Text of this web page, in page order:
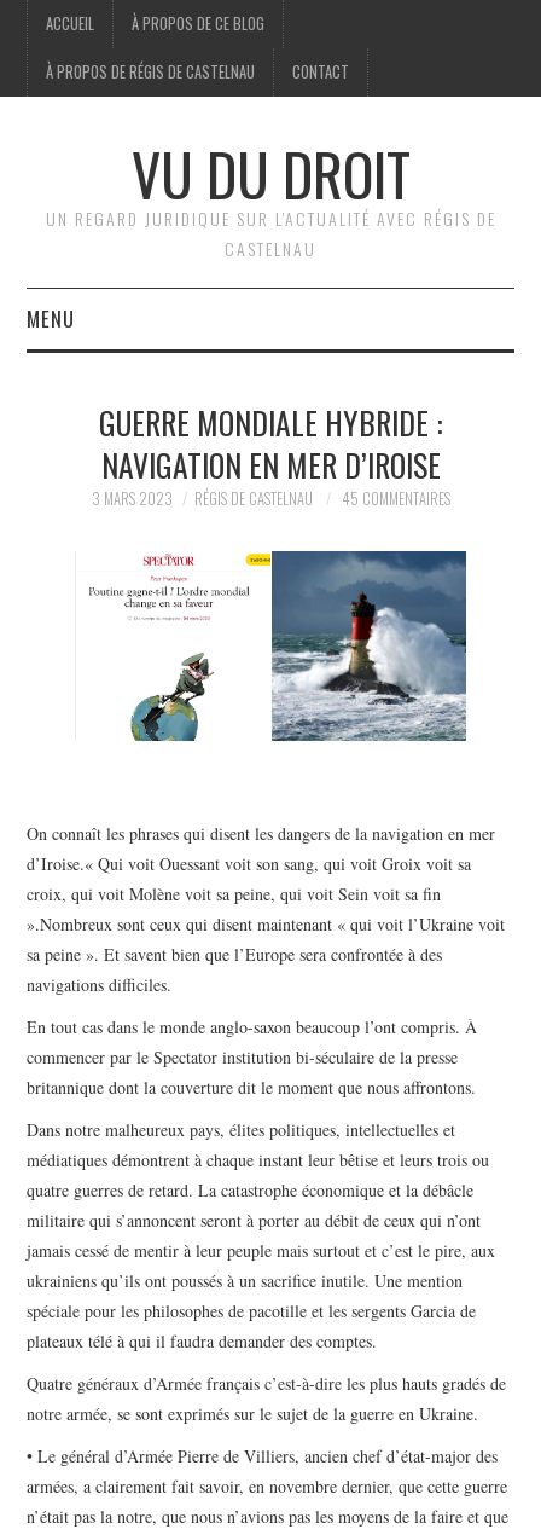
ACCUEIL À PROPOS DE CE BLOG
À PROPOS DE RÉGIS DE CASTELNAU CONTACT
VU DU DROIT
UN REGARD JURIDIQUE SUR L'ACTUALITÉ AVEC RÉGIS DE
CASTELNAU
MENU
BRÈVES
JURIDIQUE
HISTOIRE
GUERRE MONDIALE HYBRIDE :
NAVIGATION EN MER D’IROISE
3 MARS 2023 RÉGIS DE CASTELNAU 45 COMMENTAIRES
On connaît les phrases qui disent les dangers de la navigation en mer
d’Iroise.« Qui voit Ouessant voit son sang, qui voit Groix voit sa
croix, qui voit Molène voit sa peine, qui voit Sein voit sa fin
».Nombreux sont ceux qui disent maintenant « qui voit l’Ukraine voit
sa peine ». Et savent bien que l’Europe sera confrontée à des
navigations difficiles.
En tout cas dans le monde anglo-saxon beaucoup l’ont compris. À
commencer par le Spectator institution bi-séculaire de la presse
britannique dont la couverture dit le moment que nous affrontons.
Dans notre malheureux pays, élites politiques, intellectuelles et
médiatiques démontrent à chaque instant leur bêtise et leurs trois ou
quatre guerres de retard. La catastrophe économique et la débâcle
militaire qui s’annoncent seront à porter au débit de ceux qui n’ont
jamais cessé de mentir à leur peuple mais surtout et c’est le pire, aux
ukrainiens qu’ils ont poussés à un sacrifice inutile. Une mention
spéciale pour les philosophes de pacotille et les sergents Garcia de
plateaux télé à qui il faudra demander des comptes.
Quatre généraux d’Armée français c’est-à-dire les plus hauts gradés de
notre armée, se sont exprimés sur le sujet de la guerre en Ukraine.
• Le général d’Armée Pierre de Villiers, ancien chef d’état-major des
armées, a clairement fait savoir, en novembre dernier, que cette guerre
n’était pas la notre, que nous n’avions pas les moyens de la faire et que